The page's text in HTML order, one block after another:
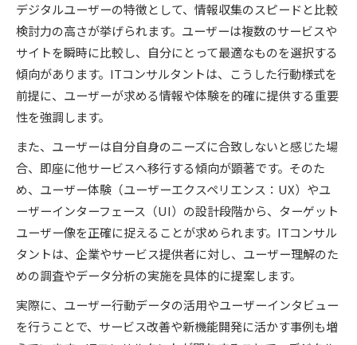
ユーザーエクスペリエンスの価値とIT活用の最
前線
UIUX最適化のためのITコンサルタント的アプ
ローチ
「ユーザー」とは何かを深掘りするポイント
ITコンサルタントが考えるユーザーの定義と役
割
デジタルサービスにおけるユーザー像の多様性
ユーザー体験の向上につながる行動分析の重要
性
ユーザーインターフェースが与える印象の違い
ITコンサルタント流ユーザー理解のための着眼
点
初心者が押さえたいUIUX用語の意味
デジタルユーザーの特徴として、情報収集のスピードと比較
検討力の高さが挙げられます。ユーザーは複数のサービスや
サイトを瞬時に比較し、自分にとって最適なものを選択する
傾向があります。ITコンサルタントは、こうした行動様式を
前提に、ユーザーが求める情報や体験を的確に提供する重要
性を強調します。
また、ユーザーは自分自身のニーズに合致しないと感じた場
合、即座に他サービスへ移行する傾向が顕著です。そのた
め、ユーザー体験（ユーザーエクスペリエンス：UX）やユ
ーザーインターフェース（UI）の設計段階から、ターゲット
ユーザー像を正確に捉えることが求められます。ITコンサル
タントは、企業やサービス提供者に対し、ユーザー理解のた
めの調査やデータ分析の実施を具体的に提案します。
実際に、ユーザー行動データの活用やユーザーインタビュー
を行うことで、サービス改善や新機能開発に活かす事例も増